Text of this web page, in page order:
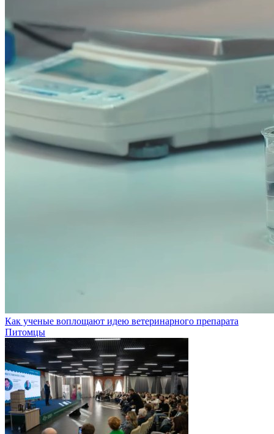
Как ученые воплощают идею ветеринарного препарата
Питомцы